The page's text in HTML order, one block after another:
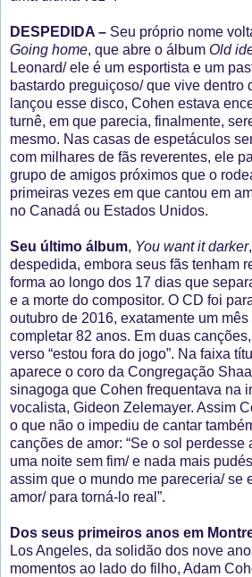
DESPEDIDA – Seu próprio nome
Going home, que abre o álbum Old
Leonard/ ele é um esportista e um
bastardo preguiçoso/ que vive dentro
lançou esse disco, Cohen estava
turnê, em que parecia, finalmente,
mesmo. Nas casas de espetáculos
com milhares de fãs reverentes, ele
grupo de amigos próximos que o
primeiras vezes em que cantou em
no Canadá ou Estados Unidos.
Seu último álbum, You want it darker
despedida, embora seus fãs tenham
forma ao longo dos 17 dias que
e a morte do compositor. O CD foi
outubro de 2016, exatamente um
completar 82 anos. Em duas
verso “estou fora do jogo”. Na faixa
aparece o coro da Congregação
sinagoga que Cohen frequentava na
vocalista, Gideon Zelemayer. Assim
o que não o impediu de cantar
canções de amor: “Se o sol perdesse
uma noite sem fim/ e nada mais
assim que o mundo me pareceria/ se
amor/ para torná-lo real”.
Dos seus primeiros anos em
Los Angeles, da solidão dos nove
momentos ao lado do filho, Adam